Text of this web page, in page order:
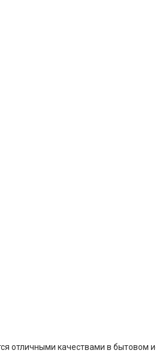
отличными качествами в бытовом